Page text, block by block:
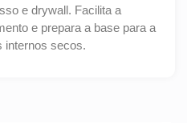
e drywall. Facilita a
e prepara a base para a
internos secos.